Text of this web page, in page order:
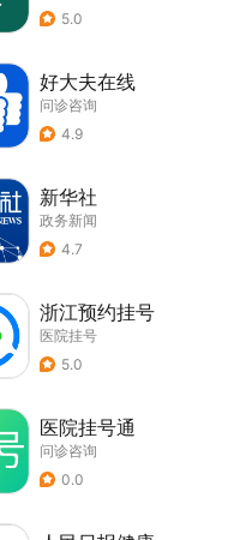
5.0
好大夫在线
问诊咨询
4.9
新华社
政务新闻
4.7
浙江预约挂号
医院挂号
5.0
医院挂号通
问诊咨询
0.0